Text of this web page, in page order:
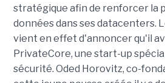
stratégique afin de renforcer la
données dans ses datacenters.
vient en effet d'annoncer qu'il
PrivateCore, une start-up
sécurité. Oded Horovitz, co-